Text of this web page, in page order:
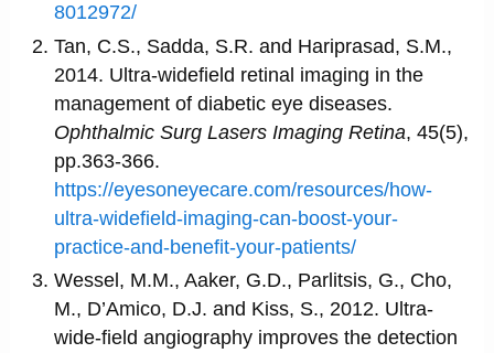
8012972/
Tan, C.S., Sadda, S.R. and Hariprasad, S.M.,
2014. Ultra-widefield retinal imaging in the
management of diabetic eye diseases.
Ophthalmic Surg Lasers Imaging Retina, 45(5),
pp.363-366.
https://eyesoneyecare.com/resources/how-
ultra-widefield-imaging-can-boost-your-
practice-and-benefit-your-patients/
Wessel, M.M., Aaker, G.D., Parlitsis, G., Cho,
M., D’Amico, D.J. and Kiss, S., 2012. Ultra-
wide-field angiography improves the detection